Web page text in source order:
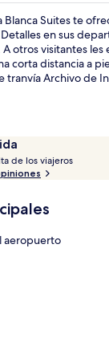
Blanca Suites te
en sus
otros visitantes
corta distancia a
tranvía Archivo de
de los viajeros
aeropuerto